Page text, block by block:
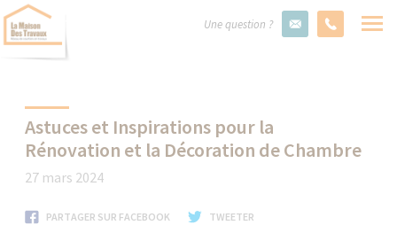
Une question ?
Astuces et Inspirations pour la
Rénovation et la Décoration de Chambre
27 mars 2024
PARTAGER SUR FACEBOOK TWEETER